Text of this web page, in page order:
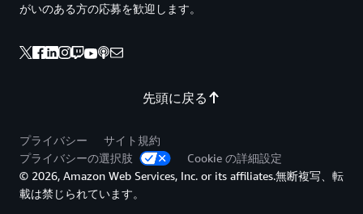
先頭に戻る
がいのある方の応募を歓迎します。
プライバシー
サイト規約
プライバシーの選択肢
Cookie の詳細設定
© 2026, Amazon Web Services, Inc. or its affiliates.無断複写、転
載は禁じられています。